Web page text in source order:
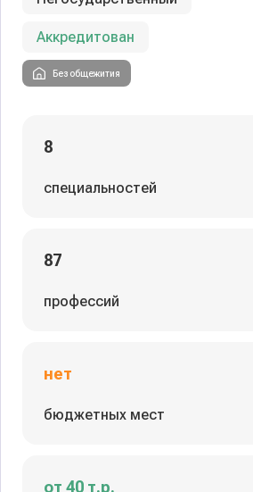
Аккредитован
Без общежития
8
специальностей
87
профессий
нет
бюджетных мест
от 40 т.р.